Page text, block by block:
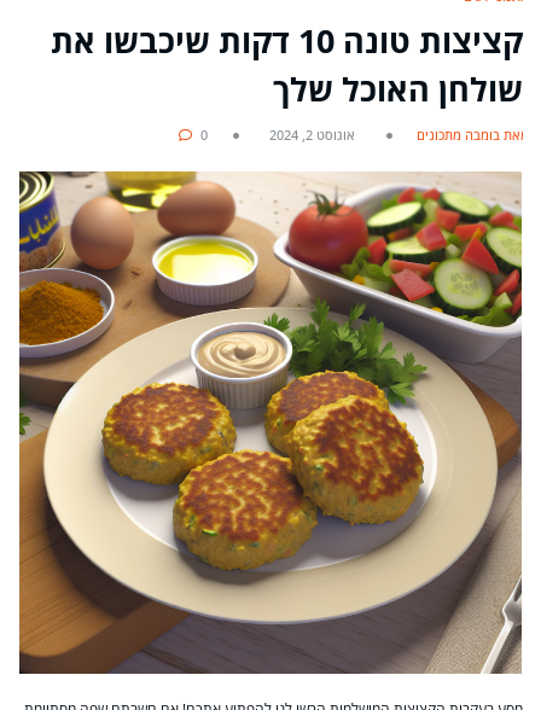
קציצות טונה 10 דקות שיכבשו את
שולחן האוכל שלך
מאת בומבה מתכונים אוגוסט 2, 2024 0